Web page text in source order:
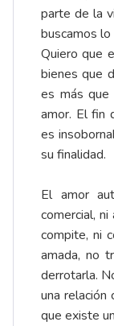
parte de la
buscamos
Quiero que
bienes que
es más
amor. El fin
es
su finalidad.
El amor
comercial,
compite, ni
amada, no
derrotarla.
una relación
que existe